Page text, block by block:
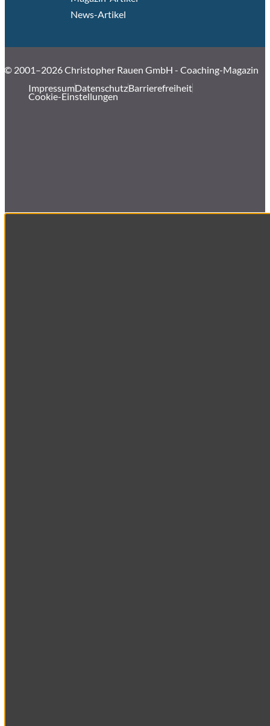
News-Artikel
© 2001–2026 Christopher Rauen GmbH - Coaching-Magazin
ImpressumDatenschutzBarrierefreiheit
Cookie-Einstellungen